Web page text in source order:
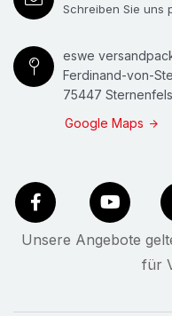
Schreiben Sie uns
eswe
Ferdinand-von-
75447 Sternenfels
Google Maps
Unsere Angebote
für